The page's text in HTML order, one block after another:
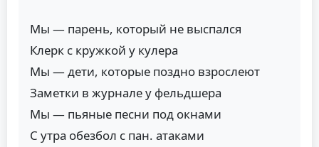
Мы — парень, который не выспался
Клерк с кружкой у кулера
Мы — дети, которые поздно взрослеют
Заметки в журнале у фельдшера
Мы — пьяные песни под окнами
С утра обезбол с пан. атаками